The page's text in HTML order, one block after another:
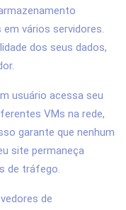
vários servidores.
dos seus dados,
usuário acessa seu
VMs na rede,
garante que nenhum
site permaneça
de tráfego.
de